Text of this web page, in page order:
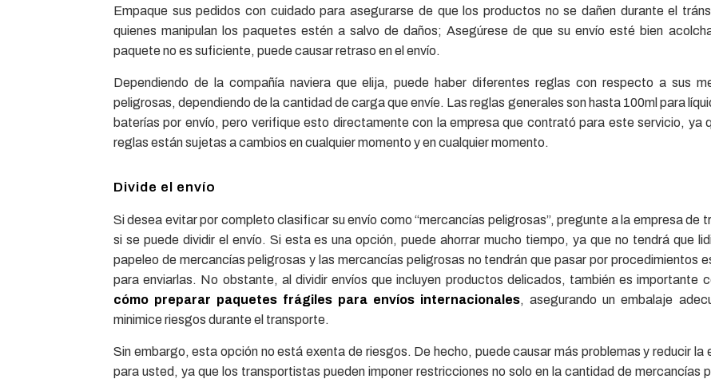
Empaque sus pedidos con cuidado para asegurarse de que los productos no se dañen durante el
quienes manipulan los paquetes estén a salvo de daños; Asegúrese de que su envío esté bien
paquete no es suficiente, puede causar retraso en el envío.
Dependiendo de la compañía naviera que elija, puede haber diferentes reglas con respecto a sus
peligrosas, dependiendo de la cantidad de carga que envíe. Las reglas generales son hasta 100ml para
baterías por envío, pero verifique esto directamente con la empresa que contrató para este servicio, ya
reglas están sujetas a cambios en cualquier momento y en cualquier momento.
Divide el envío
Si desea evitar por completo clasificar su envío como “mercancías peligrosas”, pregunte a la empresa de
si se puede dividir el envío. Si esta es una opción, puede ahorrar mucho tiempo, ya que no tendrá que
papeleo de mercancías peligrosas y las mercancías peligrosas no tendrán que pasar por procedimientos
para enviarlas. No obstante, al dividir envíos que incluyen productos delicados, también es importante
cómo preparar paquetes frágiles para envíos internacionales, asegurando un embalaje
minimice riesgos durante el transporte.
Sin embargo, esta opción no está exenta de riesgos. De hecho, puede causar más problemas y reducir la
para usted, ya que los transportistas pueden imponer restricciones no solo en la cantidad de mercancías